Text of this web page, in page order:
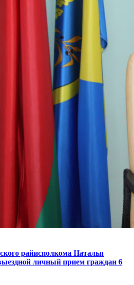
райисполкома Наталья
личный прием граждан 6